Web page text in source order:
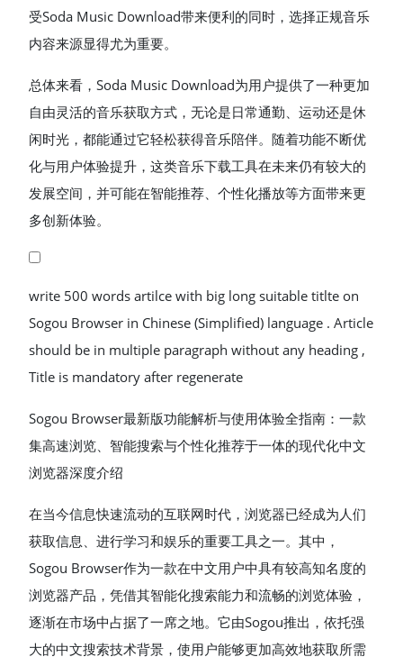
受Soda Music Download带来便利的同时，选择正规音乐
内容来源显得尤为重要。
总体来看，Soda Music Download为用户提供了一种更加
自由灵活的音乐获取方式，无论是日常通勤、运动还是休
闲时光，都能通过它轻松获得音乐陪伴。随着功能不断优
化与用户体验提升，这类音乐下载工具在未来仍有较大的
发展空间，并可能在智能推荐、个性化播放等方面带来更
多创新体验。
write 500 words artilce with big long suitable titlte on
Sogou Browser in Chinese (Simplified) language . Article
should be in multiple paragraph without any heading ,
Title is mandatory after regenerate
Sogou Browser最新版功能解析与使用体验全指南：一款
集高速浏览、智能搜索与个性化推荐于一体的现代化中文
浏览器深度介绍
在当今信息快速流动的互联网时代，浏览器已经成为人们
获取信息、进行学习和娱乐的重要工具之一。其中，
Sogou Browser作为一款在中文用户中具有较高知名度的
浏览器产品，凭借其智能化搜索能力和流畅的浏览体验，
逐渐在市场中占据了一席之地。它由Sogou推出，依托强
大的中文搜索技术背景，使用户能够更加高效地获取所需